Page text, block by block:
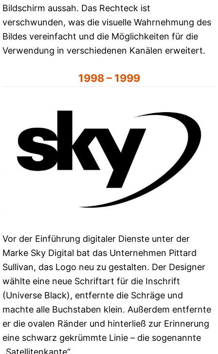
Bildschirm aussah. Das Rechteck ist
verschwunden, was die visuelle Wahrnehmung des
Bildes vereinfacht und die Möglichkeiten für die
Verwendung in verschiedenen Kanälen erweitert.
1998 – 1999
Vor der Einführung digitaler Dienste unter der
Marke Sky Digital bat das Unternehmen Pittard
Sullivan, das Logo neu zu gestalten. Der Designer
wählte eine neue Schriftart für die Inschrift
(Universe Black), entfernte die Schräge und
machte alle Buchstaben klein. Außerdem entfernte
er die ovalen Ränder und hinterließ zur Erinnerung
eine schwarz gekrümmte Linie – die sogenannte
„Satellitenkante“.